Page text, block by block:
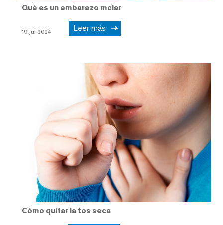
Qué es un embarazo molar
19 jul 2024 Leer más
Cómo quitar la tos seca